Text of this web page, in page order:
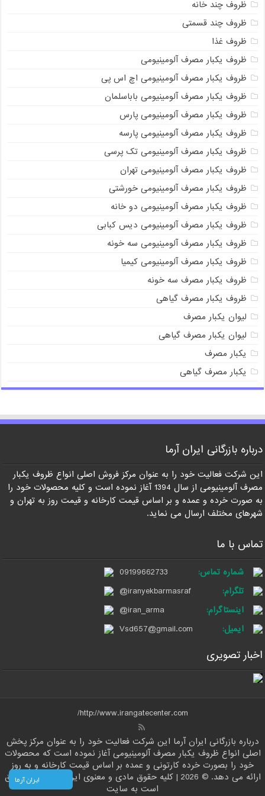
ظروف چند خانه
ظروف چند قسمتی
ظروف غذا
ظروف یکبار مصرف آلومینیومی
ظروف یکبار مصرف آلومینیومی اچ اس پی
ظروف یکبار مصرف آلومینیومی باباسلمان
ظروف یکبار مصرف آلومینیومی پارس
ظروف یکبار مصرف آلومینیومی پارسه
ظروف یکبار مصرف آلومینیومی تک پرسی
ظروف یکبار مصرف آلومینیومی تهران
ظروف یکبار مصرف آلومینیومی خورشتی
ظروف یکبار مصرف آلومینیومی دو خانه
ظروف یکبار مصرف آلومینیومی دیس کبابی
ظروف یکبار مصرف آلومینیومی سه خونه
ظروف یکبار مصرف آلومینیومی کیمیا
ظروف یکبار مصرف سه خونه
ظروف یکبار مصرف گیاهی
لیوان یکبار مصرف
لیوان یکبار مصرف گیاهی
یکبار مصرف
یکبار مصرف گیاهی
درباره بازرگانی ایران آرما
این شرکت فعالیت خود را به عنوان مرکز فروش اصلی انواع ظروف یکبار
مصرف آلومینیومی از سال 1394 آغاز نموده است و کلیه محصولات خود را
به صورت خرده و عمده و بر اساس قیمت کارخانه و قیمت روز به تهران و
شهرهای مختلف ارسال می نماید.
تماس با ما
شماره تماس:
09199662733
تلگرام:
@iranyekbarmasraf
اینستاگرام:
@iran_arma
ایمیل:
Vsd657@gmail.com
اخبار تصویری
http://www.irangatecenter.com/
درباره بازرگانی ایران آرما این شرکت فعالیت خود را به عنوان مرکز پخش
اصلی انواع ظروف یکبار مصرف آلومینیومی آغاز نموده است که محصولات
خود را بصورت خرده کارتونی و عمده بر اساس قیمت کارخانه و به روز
ارائه می دهد. © 2026 | کلیه حقوق مادی و معنوی این وب سایت متعلق
است به سایت
ایران آرما